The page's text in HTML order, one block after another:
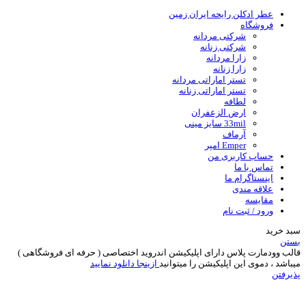
عطر ادکلن رایحه ایران زمین
فروشگاه
شرکتی مردانه
شرکتی زنانه
زارا مردانه
زارا زنانه
تستر اماراتی مردانه
تستر اماراتی زنانه
لطافه
ارض الزعفران
33mil سایز مینی
آرماف
Emper امپر
حساب کاربری من
تماس با ما
اینستاگرام ما
علاقه مندی
مقایسه
ورود / ثبت نام
سبد خرید
بستن
قالب وودمارت پلاس دارای اپلیکیشن اندروید اختصاصی ( حرفه ای فروشگاهی )
میباشد ، دموی این اپلیکیشن را میتوانید ازینجا دانلود نمایید
پذیرفتن